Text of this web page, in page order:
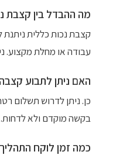
מה ההבדל בין קצבת
קצבת נכות כללית
עבודה או מחלת מקצוע.
האם ניתן לתבוע
כן. ניתן לדרוש תשלום
בקשה מוקדם ולא לדחות.
כמה זמן לוקח